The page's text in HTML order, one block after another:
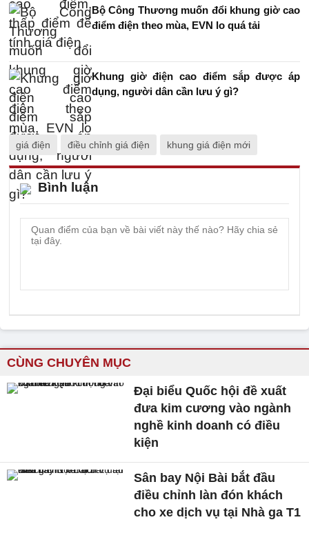
Bộ Công Thương muốn đổi khung giờ cao
điểm điện theo mùa, EVN lo quá tải
Khung giờ điện cao điểm sắp được áp
dụng, người dân cần lưu ý gì?
giá điện điều chỉnh giá điện khung giá điện mới
Bình luận
CÙNG CHUYÊN MỤC
Đại biểu Quốc hội đề xuất
đưa kim cương vào ngành
nghề kinh doanh có điều
kiện
Sân bay Nội Bài bắt đầu
điều chỉnh làn đón khách
cho xe dịch vụ tại Nhà ga T1